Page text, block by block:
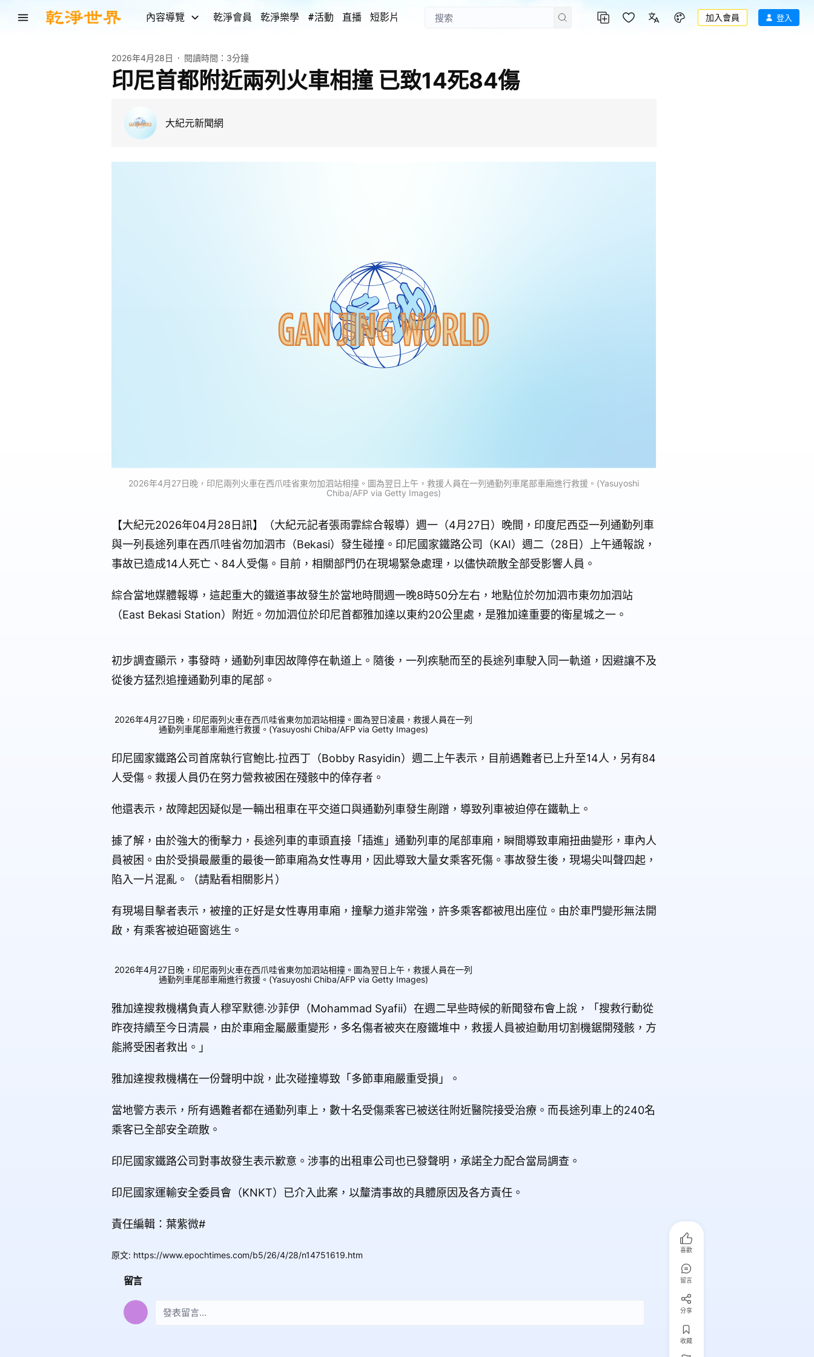
內容導覽 乾淨會員 乾淨樂學 #活動 直播 短影片 加入會員 登入
2026年4月28日 閱讀時間： 3分鐘
印尼首都附近兩列火車相撞 已致14死84傷
大紀元新聞網
2026年4月27日晚，印尼兩列火車在西爪哇省東勿加泗站相撞。圖為翌日上午，救援人員在一列通勤列車尾部車廂進行救援。(Yasuyoshi
Chiba/AFP via Getty Images)
【大紀元2026年04月28日訊】（大紀元記者張雨霏綜合報導）週一（4月27日）晚間，印度尼西亞一列通勤列車
與一列長途列車在西爪哇省勿加泗市（Bekasi）發生碰撞。印尼國家鐵路公司（KAI）週二（28日）上午通報說，
事故已造成14人死亡、84人受傷。目前，相關部門仍在現場緊急處理，以儘快疏散全部受影響人員。
綜合當地媒體報導，這起重大的鐵道事故發生於當地時間週一晚8時50分左右，地點位於勿加泗市東勿加泗站
（East Bekasi Station）附近。勿加泗位於印尼首都雅加達以東約20公里處，是雅加達重要的衛星城之一。
初步調查顯示，事發時，通勤列車因故障停在軌道上。隨後，一列疾馳而至的長途列車駛入同一軌道，因避讓不及
從後方猛烈追撞通勤列車的尾部。
2026年4月27日晚，印尼兩列火車在西爪哇省東勿加泗站相撞。圖為翌日凌晨，救援人員在一列
通勤列車尾部車廂進行救援。(Yasuyoshi Chiba/AFP via Getty Images)
印尼國家鐵路公司首席執行官鮑比‧拉西丁（Bobby Rasyidin）週二上午表示，目前遇難者已上升至14人，另有84
人受傷。救援人員仍在努力營救被困在殘骸中的倖存者。
他還表示，故障起因疑似是一輛出租車在平交道口與通勤列車發生剮蹭，導致列車被迫停在鐵軌上。
據了解，由於強大的衝擊力，長途列車的車頭直接「插進」通勤列車的尾部車廂，瞬間導致車廂扭曲變形，車內人
員被困。由於受損最嚴重的最後一節車廂為女性專用，因此導致大量女乘客死傷。事故發生後，現場尖叫聲四起，
陷入一片混亂。（請點看相關影片）
有現場目擊者表示，被撞的正好是女性專用車廂，撞擊力道非常強，許多乘客都被甩出座位。由於車門變形無法開
啟，有乘客被迫砸窗逃生。
2026年4月27日晚，印尼兩列火車在西爪哇省東勿加泗站相撞。圖為翌日上午，救援人員在一列
通勤列車尾部車廂進行救援。(Yasuyoshi Chiba/AFP via Getty Images)
雅加達搜救機構負責人穆罕默德‧沙菲伊（Mohammad Syafii）在週二早些時候的新聞發布會上說，「搜救行動從
昨夜持續至今日清晨，由於車廂金屬嚴重變形，多名傷者被夾在廢鐵堆中，救援人員被迫動用切割機鋸開殘骸，方
能將受困者救出。」
雅加達搜救機構在一份聲明中說，此次碰撞導致「多節車廂嚴重受損」。
當地警方表示，所有遇難者都在通勤列車上，數十名受傷乘客已被送往附近醫院接受治療。而長途列車上的240名
乘客已全部安全疏散。
印尼國家鐵路公司對事故發生表示歉意。涉事的出租車公司也已發聲明，承諾全力配合當局調查。
印尼國家運輸安全委員會（KNKT）已介入此案，以釐清事故的具體原因及各方責任。
責任編輯：葉紫微#
原文: https://www.epochtimes.com/b5/26/4/28/n14751619.htm
留言
喜歡
留言
分享
收藏